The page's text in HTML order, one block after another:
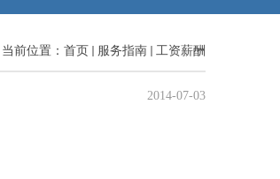
当前位置： 首页 服务指南 工资薪酬
2014-07-03